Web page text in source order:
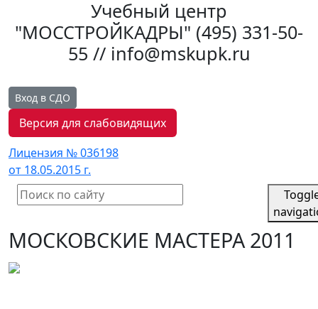
Учебный центр
"МОССТРОЙКАДРЫ" (495) 331-50-
55 // info@mskupk.ru
Вход в СДО
Версия для слабовидящих
Лицензия № 036198
от 18.05.2015 г.
МОСКОВСКИЕ МАСТЕРА 2011